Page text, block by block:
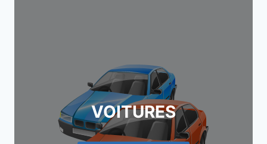
VOITURES